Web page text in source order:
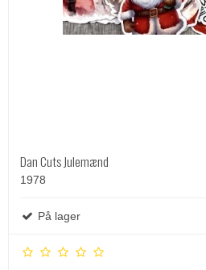
Dan Cuts Julemænd
1978
På lager